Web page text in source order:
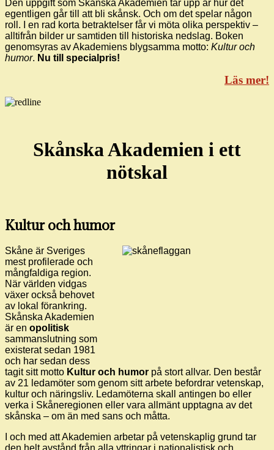
Den uppgift som Skånska Akademien tar upp är hur det
egentligen går till att bli skånsk. Och om det spelar någon
roll. I en rad korta betraktelser får vi möta olika perspektiv –
alltifrån bilder ur samtiden till historiska nedslag. Boken
genomsyras av Akademiens blygsamma motto: Kultur och
humor. Nu till specialpris!
Läs mer!
Skånska Akademien i ett
nötskal
Kultur och humor
Skåne är Sveriges
mest profilerade och
mångfaldiga region.
När världen vidgas
växer också behovet
av lokal förankring.
Skånska Akademien
är en opolitisk
sammanslutning som
existerat sedan 1981
och har sedan dess
tagit sitt motto Kultur och humor på stort allvar. Den består
av 21 ledamöter som genom sitt arbete befordrar vetenskap,
kultur och näringsliv. Ledamöterna skall antingen bo eller
verka i Skåneregionen eller vara allmänt upptagna av det
skånska – om än med sans och måtta.
I och med att Akademien arbetar på vetenskaplig grund tar
den helt avstånd från alla yttringar i nationalistisk och